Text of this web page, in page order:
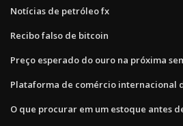
Notícias de petróleo fx
Recibo falso de bitcoin
Preço esperado do ouro na próxima
Plataforma de comércio internacional
O que procurar em um estoque antes